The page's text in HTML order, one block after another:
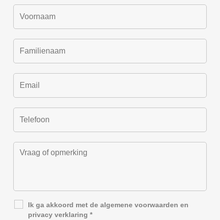
Ik ga akkoord met dealgemene voorwaarden en
privacy verklaring *